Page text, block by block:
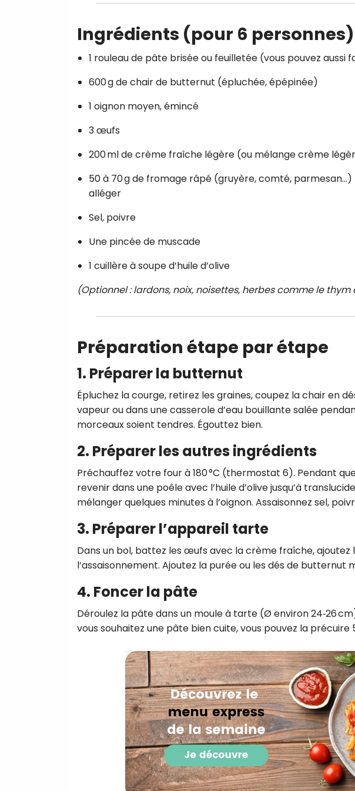
Ingrédients (pour 6 personnes)
1 rouleau de pâte brisée ou feuilletée (vous pouvez
600 g de chair de butternut (épluchée, épépinée)
1 oignon moyen, émincé
3 œufs
200 ml de crème fraîche légère (ou mélange crème
50 à 70 g de fromage râpé (gruyère, comté,
alléger
Sel, poivre
Une pincée de muscade
1 cuillère à soupe d’huile d’olive
(Optionnel : lardons, noix, noisettes, herbes comme le
Préparation étape par étape
1. Préparer la butternut
Épluchez la courge, retirez les graines, coupez la chair en
vapeur ou dans une casserole d’eau bouillante salée
morceaux soient tendres. Égouttez bien.
2. Préparer les autres ingrédients
Préchauffez votre four à 180 °C (thermostat 6). Pendant
revenir dans une poêle avec l’huile d’olive jusqu’à
mélanger quelques minutes à l’oignon. Assaisonnez sel,
3. Préparer l’appareil tarte
Dans un bol, battez les œufs avec la crème fraîche,
l’assaisonnement. Ajoutez la purée ou les dés de butternut
4. Foncer la pâte
Déroulez la pâte dans un moule à tarte (Ø environ 24‑26
vous souhaitez une pâte bien cuite, vous pouvez la précuire